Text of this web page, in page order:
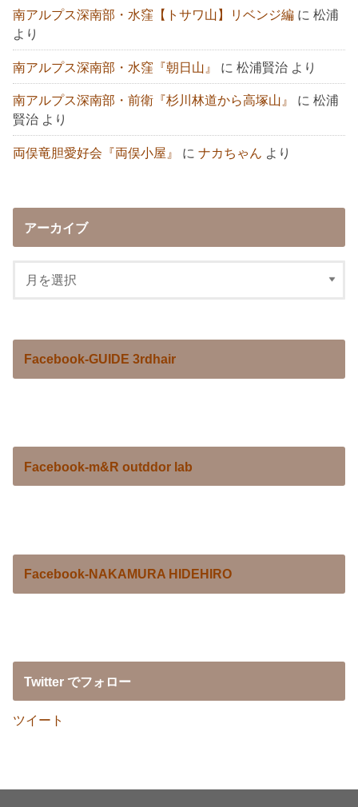
南アルプス深南部・水窪【トサワ山】リベンジ編 に松浦
より
南アルプス深南部・水窪『朝日山』 に松浦賢治 より
南アルプス深南部・前衛『杉川林道から高塚山』 に松浦
賢治 より
両俣竜胆愛好会『両俣小屋』 にナカちゃん より
アーカイブ
Facebook-GUIDE 3rdhair
Facebook-m&R outddor lab
Facebook-NAKAMURA HIDEHIRO
Twitter でフォロー
ツイート